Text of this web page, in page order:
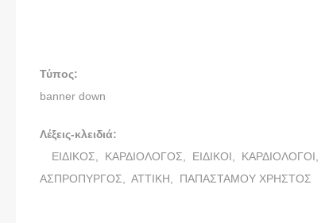
Τύπος:
banner down
Λέξεις-κλειδιά:
ΕΙΔΙΚΟΣ,
ΚΑΡΔΙΟΛΟΓΟΣ, ΕΙΔΙΚΟΙ, ΚΑΡΔΙΟΛΟΓΟΙ,
ΑΣΠΡΟΠΥΡΓΟΣ,
ΑΤΤΙΚΗ, ΠΑΠΑΣΤΑΜΟΥ ΧΡΗΣΤΟΣ